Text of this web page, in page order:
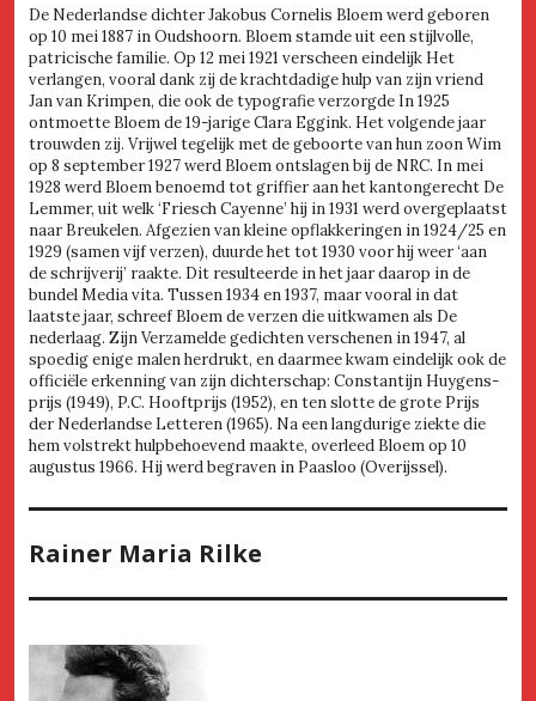
De Nederlandse dichter Jakobus Cornelis Bloem werd geboren
op 10 mei 1887 in Oudshoorn. Bloem stamde uit een stijlvolle,
patricische familie. Op 12 mei 1921 verscheen eindelijk Het
verlangen, vooral dank zij de krachtdadige hulp van zijn vriend
Jan van Krimpen, die ook de typografie verzorgde In 1925
ontmoette Bloem de 19-jarige Clara Eggink. Het volgende jaar
trouwden zij. Vrijwel tegelijk met de geboorte van hun zoon Wim
op 8 september 1927 werd Bloem ontslagen bij de NRC. In mei
1928 werd Bloem benoemd tot griffier aan het kantongerecht De
Lemmer, uit welk ‘Friesch Cayenne’ hij in 1931 werd overgeplaatst
naar Breukelen. Afgezien van kleine opflakkeringen in 1924/25 en
1929 (samen vijf verzen), duurde het tot 1930 voor hij weer ‘aan
de schrijverij’ raakte. Dit resulteerde in het jaar daarop in de
bundel Media vita. Tussen 1934 en 1937, maar vooral in dat
laatste jaar, schreef Bloem de verzen die uitkwamen als De
nederlaag. Zijn Verzamelde gedichten verschenen in 1947, al
spoedig enige malen herdrukt, en daarmee kwam eindelijk ook de
officiële erkenning van zijn dichterschap: Constantijn Huygens-
prijs (1949), P.C. Hooftprijs (1952), en ten slotte de grote Prijs
der Nederlandse Letteren (1965). Na een langdurige ziekte die
hem volstrekt hulpbehoevend maakte, overleed Bloem op 10
augustus 1966. Hij werd begraven in Paasloo (Overijssel).
Rainer Maria Rilke